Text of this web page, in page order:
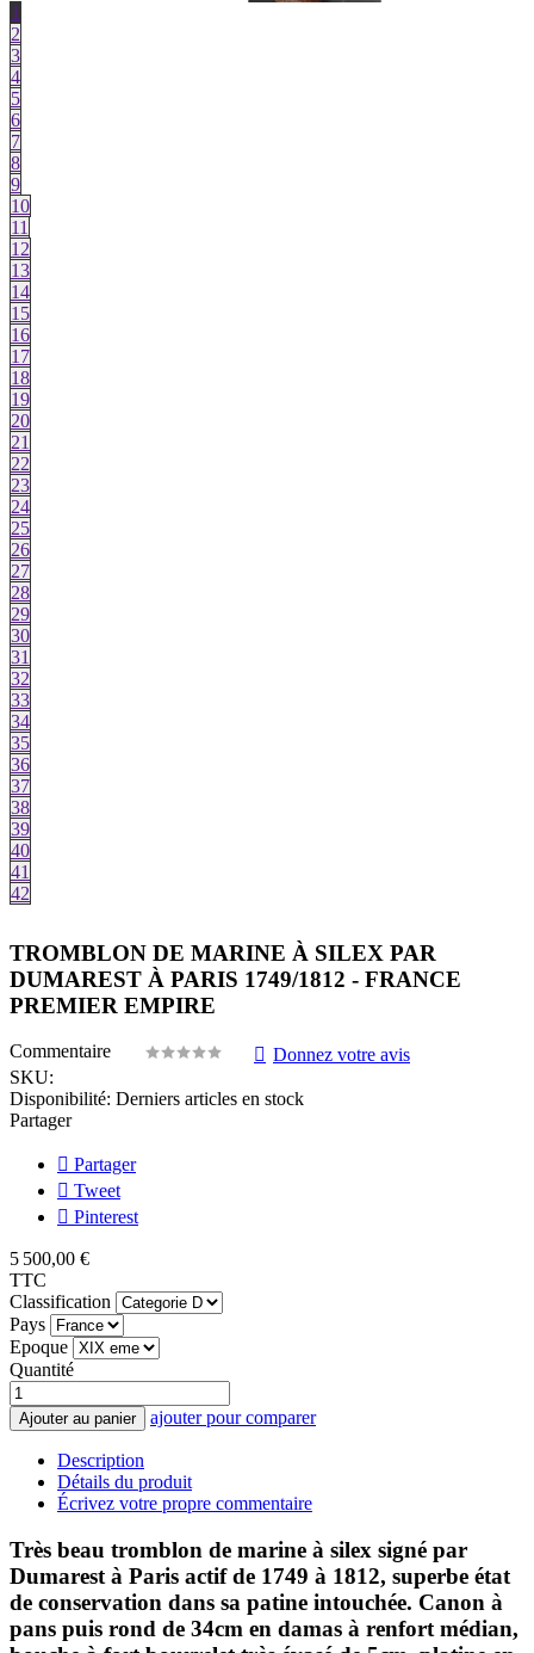
1
2
3
4
5
6
7
8
9
10
11
12
13
14
15
16
17
18
19
20
21
22
23
24
25
26
27
28
29
30
31
32
33
34
35
36
37
38
39
40
41
42
TROMBLON DE MARINE À SILEX PAR
DUMAREST À PARIS 1749/1812 - FRANCE
PREMIER EMPIRE
Commentaire
Donnez votre avis
SKU:
Disponibilité: Derniers articles en stock
Partager
Partager
Tweet
Pinterest
5 500,00 €
TTC
Classification
Pays
Epoque
Quantité
Ajouter au panier ajouter pour comparer
Description
Détails du produit
Écrivez votre propre commentaire
Très beau tromblon de marine à silex signé par
Dumarest à Paris actif de 1749 à 1812, superbe état
de conservation dans sa patine intouchée. Canon à
pans puis rond de 34cm en damas à renfort médian,